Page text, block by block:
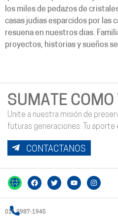
los miles de pedazos de
casas judías esparcidos por las
resuena en nuestros días.
proyectos, historias y sueños
SUMATE
Unite a nuestra misión de
futuras generaciones. Tu aporte
CONTACTANOS
011 3987-1945